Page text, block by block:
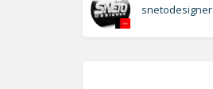
snetodesigner